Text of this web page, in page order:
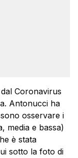
Coronavirus
Antonucci ha
osservare i
media e bassa)
è stata
sotto la foto di